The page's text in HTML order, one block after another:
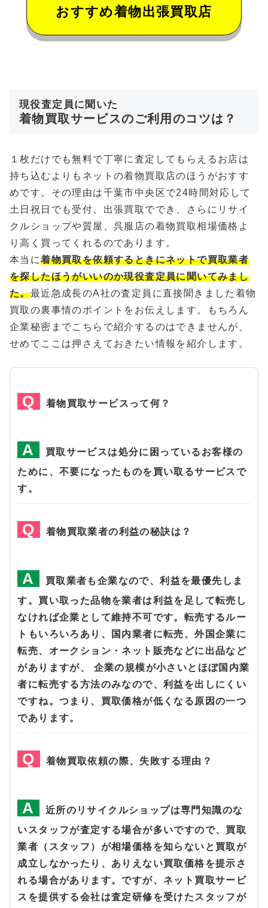
おすすめ着物出張買取店
現役査定員に聞いた
着物買取サービスのご利用のコツは？
１枚だけでも無料で丁寧に査定してもらえるお店は
持ち込むよりもネットの着物買取店のほうがおすす
めです。その理由は千葉市中央区で24時間対応して
土日祝日でも受付、出張買取ででき、さらにリサイ
クルショップや質屋、呉服店の着物買取相場価格よ
り高く買ってくれるのであります。
本当に着物買取を依頼するときにネットで買取業者
を探したほうがいいのか現役査定員に聞いてみまし
た。最近急成長のA社の査定員に直接聞きました着物
買取の裏事情のポイントをお伝えします。もちろん
企業秘密までこちらで紹介するのはできませんが、
せめてここは押さえておきたい情報を紹介します。
着物買取サービスって何？
買取サービスは処分に困っているお客様の
ために、不要になったものを買い取るサービスで
す。
着物買取業者の利益の秘訣は？
買取業者も企業なので、利益を最優先しま
す。買い取った品物を業者は利益を足して転売し
なければ企業として維持不可です。転売するルー
トもいろいろあり、国内業者に転売、外国企業に
転売、オークション・ネット販売などに出品など
がありますが、 企業の規模が小さいとほぼ国内業
者に転売する方法のみなので、利益を出しにくい
ですね。つまり、買取価格が低くなる原因の一つ
であります。
着物買取依頼の際、失敗する理由？
近所のリサイクルショップは専門知識のな
いスタッフが査定する場合が多いですので、買取
業者（スタッフ）が相場価格を知らないと買取が
成立しなかったり、ありえない買取価格を提示さ
れる場合があります。ですが、ネット買取サービ
スを提供する会社は査定研修を受けたスタッフが